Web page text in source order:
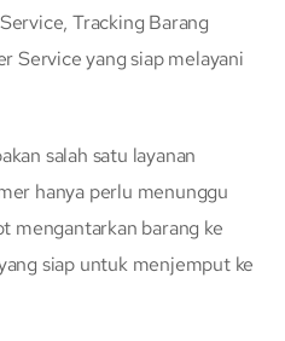
Tracking Barang
Service yang siap melayani
salah satu layanan
hanya perlu menunggu
mengantarkan barang ke
siap untuk menjemput ke